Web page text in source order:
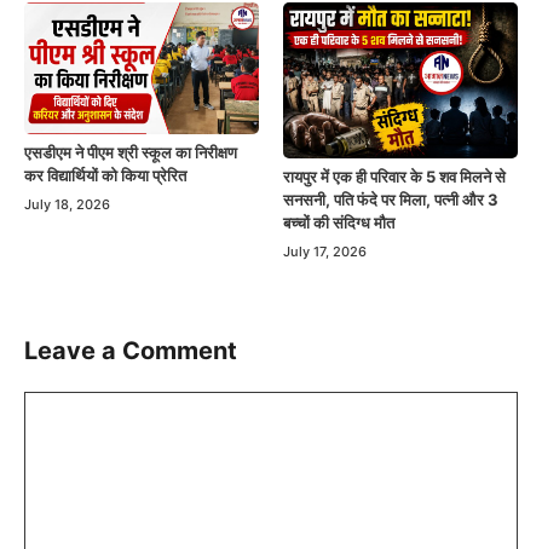
एसडीएम ने पीएम श्री स्कूल का निरीक्षण
कर विद्यार्थियों को किया प्रेरित
July 18, 2026
रायपुर में एक ही परिवार के 5 शव मिलने से
सनसनी, पति फंदे पर मिला, पत्नी और 3
बच्चों की संदिग्ध मौत
July 17, 2026
Leave a Comment